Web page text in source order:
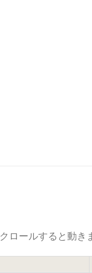
ロールすると動き